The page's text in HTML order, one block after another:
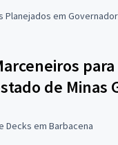
em
para
de Minas
Decks em Barbacena